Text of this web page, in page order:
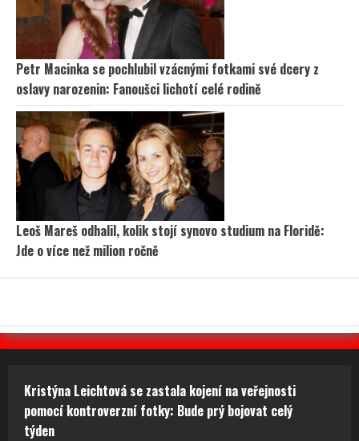
Petr Macinka se pochlubil vzácnými fotkami své dcery z
oslavy narozenin: Fanoušci lichotí celé rodině
Leoš Mareš odhalil, kolik stojí synovo studium na Floridě:
Jde o více než milion ročně
Kristýna Leichtová se zastala kojení na veřejnosti
pomocí kontroverzní fotky: Bude prý bojovat celý
týden